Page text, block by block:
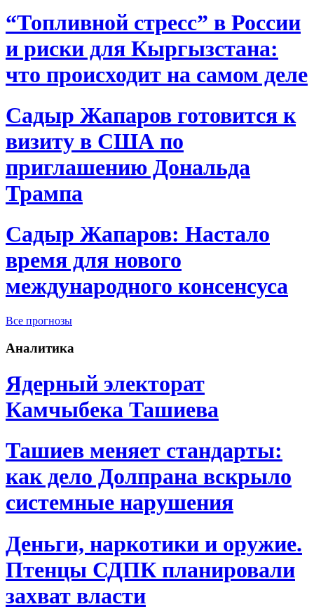
“Топливной стресс” в России
и риски для Кыргызстана:
что происходит на самом деле
Садыр Жапаров готовится к
визиту в США по
приглашению Дональда
Трампа
Садыр Жапаров: Настало
время для нового
международного консенсуса
Все прогнозы
Аналитика
Ядерный электорат
Камчыбека Ташиева
Ташиев меняет стандарты:
как дело Долпрана вскрыло
системные нарушения
Деньги, наркотики и оружие.
Птенцы СДПК планировали
захват власти